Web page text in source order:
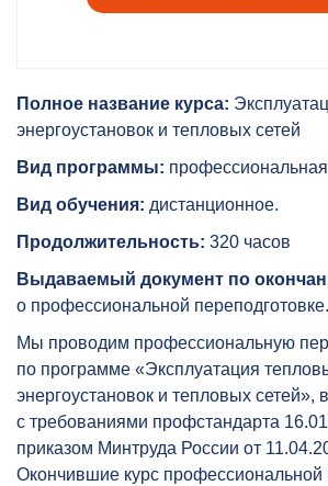
Полное название курса:
энергоустановок и тепловых сетей
Вид программы:
Вид обучения: дистанционное.
Продолжительность: 320 часов
Выдаваемый документ по
о профессиональной переподготовке.
Мы проводим профессиональную
по программе «Эксплуатация
энергоустановок и тепловых сетей»,
с требованиями профстандарта
приказом Минтруда России от
Окончившие курс профессиональной